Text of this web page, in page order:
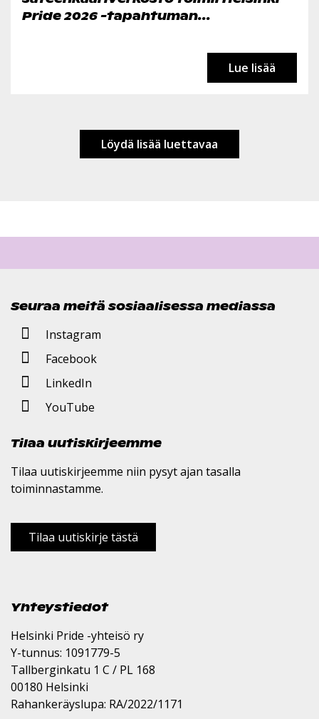
Pride 2026 -tapahtuman...
Lue lisää
Löydä lisää luettavaa
Seuraa meitä sosiaalisessa mediassa
Instagram
Facebook
LinkedIn
YouTube
Tilaa uutiskirjeemme
Tilaa uutiskirjeemme niin pysyt ajan tasalla
toiminnastamme.
Tilaa uutiskirje tästä
Yhteystiedot
Helsinki Pride -yhteisö ry
Y-tunnus: 1091779-5
Tallberginkatu 1 C / PL 168
00180 Helsinki
Rahankeräyslupa: RA/2022/1171